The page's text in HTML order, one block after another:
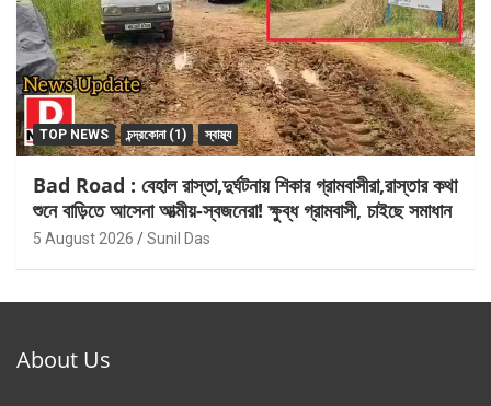
TOP NEWS চন্দ্রকোনা (1) স্বাস্থ্য
Bad Road : বেহাল রাস্তা,দুর্ঘটনায় শিকার গ্রামবাসীরা,রাস্তার কথা
শুনে বাড়িতে আসেনা আত্মীয়-স্বজনেরা! ক্ষুব্ধ গ্রামবাসী, চাইছে সমাধান
5 August 2026 Sunil Das
About Us